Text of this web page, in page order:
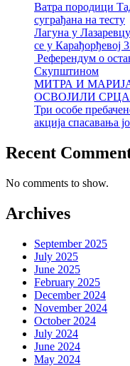
Ватра породици
суграђана на тесту
Лагуна у
се у Карађорђевој
Референдум о
Скупштином
МИТРА И
ОСВОЈИЛИ
Три особе
акција спасавања
Recent
No comments to show.
Archives
September 2025
July 2025
June 2025
February 2025
December 2024
November 2024
October 2024
July 2024
June 2024
May 2024